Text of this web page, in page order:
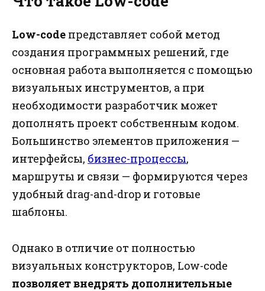
Low-code представляет собой метод
создания программных решений, где
основная работа выполняется с помощью
визуальных инструментов, а при
необходимости разработчик может
дополнять проект собственным кодом.
Большинство элементов приложения —
интерфейсы, бизнес-процессы,
маршруты и связи — формируются через
удобный drag-and-drop и готовые
шаблоны.
Однако в отличие от полностью
визуальных конструкторов, Low-code
позволяет внедрять дополнительные